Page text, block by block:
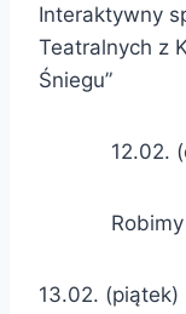
Interaktywny
Teatralnych z
Śniegu”
12.02.
13.02. (piątek)